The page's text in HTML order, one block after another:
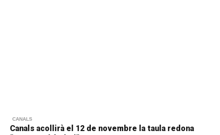
CANALS
Canals acollirà el 12 de novembre la taula redona